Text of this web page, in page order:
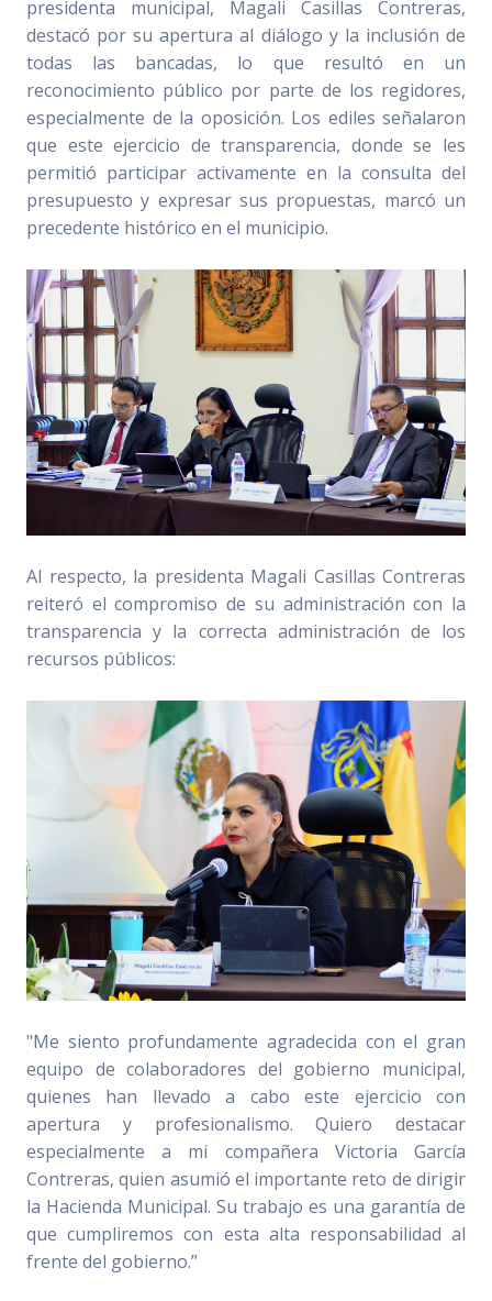
presidenta municipal, Magali Casillas Contreras,
destacó por su apertura al diálogo y la inclusión de
todas las bancadas, lo que resultó en un
reconocimiento público por parte de los regidores,
especialmente de la oposición. Los ediles señalaron
que este ejercicio de transparencia, donde se les
permitió participar activamente en la consulta del
presupuesto y expresar sus propuestas, marcó un
precedente histórico en el municipio.
Al respecto, la presidenta Magali Casillas Contreras
reiteró el compromiso de su administración con la
transparencia y la correcta administración de los
recursos públicos:
"Me siento profundamente agradecida con el gran
equipo de colaboradores del gobierno municipal,
quienes han llevado a cabo este ejercicio con
apertura y profesionalismo. Quiero destacar
especialmente a mi compañera Victoria García
Contreras, quien asumió el importante reto de dirigir
la Hacienda Municipal. Su trabajo es una garantía de
que cumpliremos con esta alta responsabilidad al
frente del gobierno.”